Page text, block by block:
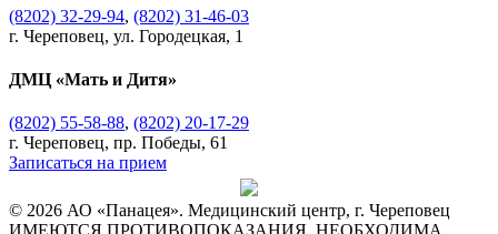
(8202) 32-29-94, (8202) 31-46-03
г. Череповец, ул. Городецкая, 1
ДМЦ «Мать и Дитя»
(8202) 55-58-88, (8202) 20-17-29
г. Череповец, пр. Победы, 61
Записаться на прием
© 2026 АО «Панацея». Медицинский центр, г. Череповец